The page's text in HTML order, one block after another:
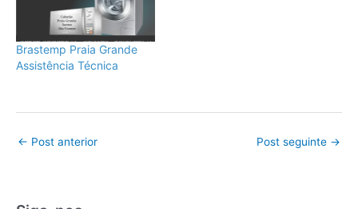
Brastemp Praia Grande
Assistência Técnica
← Post anterior Post seguinte →